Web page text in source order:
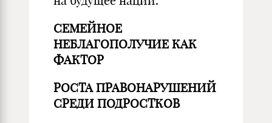
СЕМЕЙНОЕ
НЕБЛАГОПОЛУЧИЕ КАК
ФАКТОР
РОСТА ПРАВОНАРУШЕНИЙ
СРЕДИ ПОДРОСТКОВ